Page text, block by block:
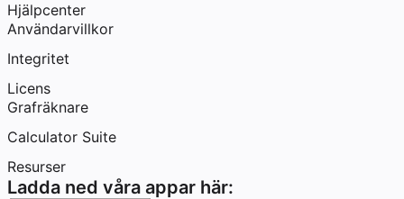
Hjälpcenter
Användarvillkor
Integritet
Licens
Grafräknare
Calculator Suite
Resurser
Ladda ned våra appar här: